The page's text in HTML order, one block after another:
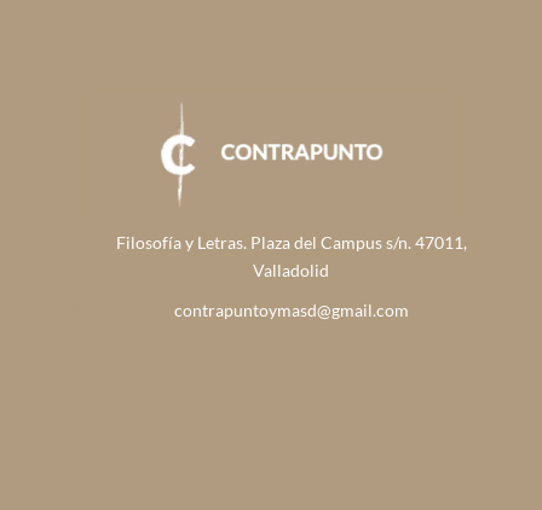
Filosofía y Letras. Plaza del Campus s/n. 47011,
Valladolid
contrapuntoymasd@gmail.com